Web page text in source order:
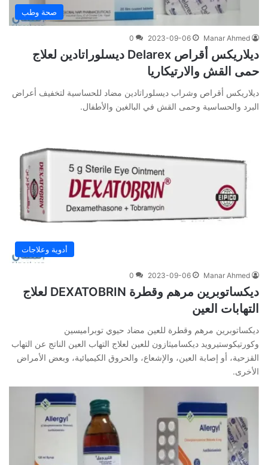
صحة وطب
Manar Ahmed
2023-09-06
0
ديلاريكس أقراص Delarex ديسلوراتادين لعلاج
حمى القش والارتيكاريا
ديلاريكس أقراص وشراب ديسلوراتادين مضاد للحساسية لتخفيف أعراض
البرد والحساسية وحمى القش في البالغين والأطفال.
أدوية وعلاجات
Manar Ahmed
2023-09-06
0
ديكساتوبرين مرهم وقطرة DEXATOBRIN لعلاج
التهابات العين
ديكساتوبرين مرهم وقطرة للعين مضاد حيوي توبراميسين
وكورتيكوستيرويد ديكساميثازون للعين لعلاج التهاب العين الناتج عن التهاب
القزحية، أو إصابة العين، والإشعاع، والحروق الكيميائية، وبعض الأمراض
الأخرى.